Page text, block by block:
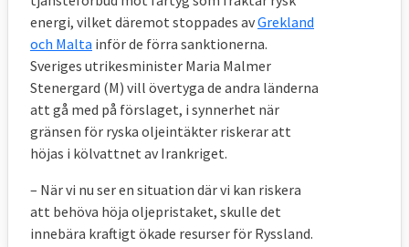
tillsammans med Nederländerna och
Österrike – som röstat nej 14 vardera – de
som invänt mest mot uppgörelserna. (Se
faktaruta nedan för vilka lagar Sverige
röstat nej till.)
Två länder – Frankrike och Portugal – har
energi, vilket däremot stoppades avGrekland
och Malta inför de förra sanktionerna.
Sveriges utrikesminister Maria Malmer
Stenergard (M) vill övertyga de andra länderna
att gå med på förslaget, i synnerhet när
gränsen för ryska oljeintäkter riskerar att
höjas i kölvattnet av Irankriget.
– När vi nu ser en situation där vi kan riskera
att behöva höja oljepristaket, skulle det
innebära kraftigt ökade resurser för Ryssland.